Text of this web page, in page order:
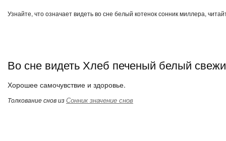
Узнайте, что означает видеть во сне белый котенок сонник миллера,
Во сне видеть Хлеб печеный белый
Хорошее самочувствие и здоровье.
Толкование снов изСонник значение снов